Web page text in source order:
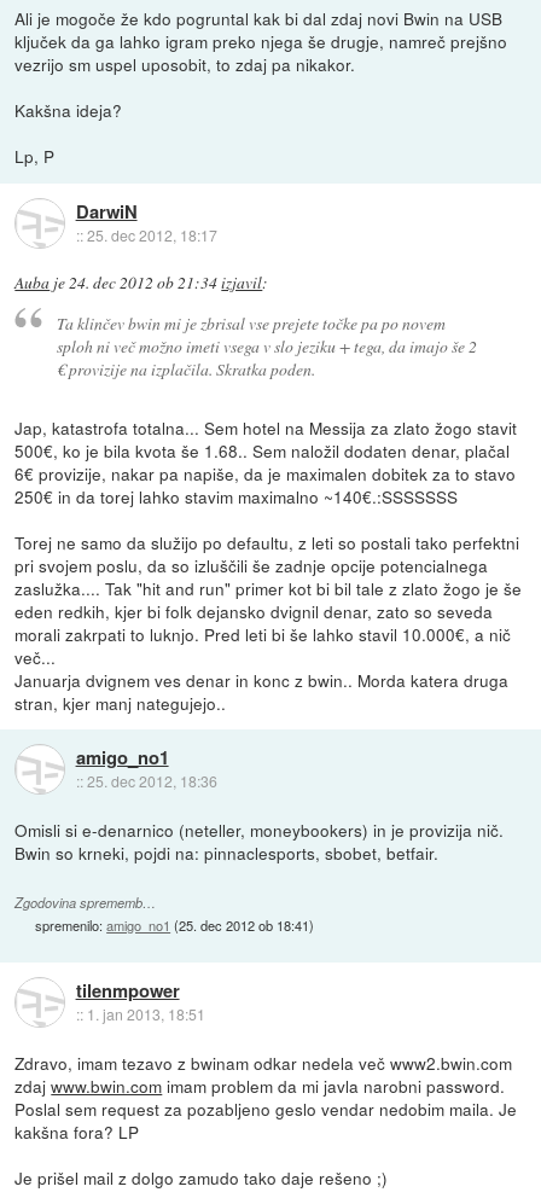
Ali je mogoče že kdo pogruntal kak bi dal zdaj novi Bwin na USB
ključek da ga lahko igram preko njega še drugje, namreč prejšno
vezrijo sm uspel uposobit, to zdaj pa nikakor.
Kakšna ideja?
Lp, P
DarwiN
::25. dec 2012, 18:17
Auba je24. dec 2012 ob 21:34izjavil:
Ta klinčev bwin mi je zbrisal vse prejete točke pa po novem
sploh ni več možno imeti vsega v slo jeziku + tega, da imajo še 2
€ provizije na izplačila. Skratka poden.
Jap, katastrofa totalna... Sem hotel na Messija za zlato žogo stavit
500€, ko je bila kvota še 1.68.. Sem naložil dodaten denar, plačal
6€ provizije, nakar pa napiše, da je maximalen dobitek za to stavo
250€ in da torej lahko stavim maximalno ~140€.:SSSSSSS
Torej ne samo da služijo po defaultu, z leti so postali tako perfektni
pri svojem poslu, da so izluščili še zadnje opcije potencialnega
zaslužka.... Tak "hit and run" primer kot bi bil tale z zlato žogo je še
eden redkih, kjer bi folk dejansko dvignil denar, zato so seveda
morali zakrpati to luknjo. Pred leti bi še lahko stavil 10.000€, a nič
več...
Januarja dvignem ves denar in konc z bwin.. Morda katera druga
stran, kjer manj nategujejo..
amigo_no1
::25. dec 2012, 18:36
Omisli si e-denarnico (neteller, moneybookers) in je provizija nič.
Bwin so krneki, pojdi na: pinnaclesports, sbobet, betfair.
Zgodovina sprememb…
spremenilo:amigo_no1 (25. dec 2012 ob 18:41)
tilenmpower
:: 1. jan 2013, 18:51
Zdravo, imam tezavo z bwinam odkar nedela več www2.bwin.com
zdajwww.bwin.com imam problem da mi javla narobni password.
Poslal sem request za pozabljeno geslo vendar nedobim maila. Je
kakšna fora? LP
Je prišel mail z dolgo zamudo tako daje rešeno ;)